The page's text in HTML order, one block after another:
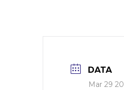
DATA
Mar 29